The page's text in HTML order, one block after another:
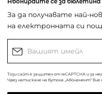
За да получавате най-
на електронната си
Този сайт е защитен от reCAPTCHA и за
Чрез натискане на бутона „Абонамент“ вие